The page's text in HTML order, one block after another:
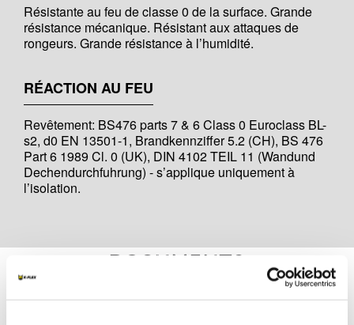
Résistante au feu de classe 0 de la surface. Grande
résistance mécanique. Résistant aux attaques de
rongeurs. Grande résistance à l’humidité.
RÉACTION AU FEU
Revêtement: BS476 parts 7 & 6 Class 0 Euroclass BL-
s2, d0 EN 13501-1, Brandkennziffer 5.2 (CH), BS 476
Part 6 1989 Cl. 0 (UK), DIN 4102 TEIL 11 (Wandund
Dechendurchfuhrung) - s’applique uniquement à
l’isolation.
Documents